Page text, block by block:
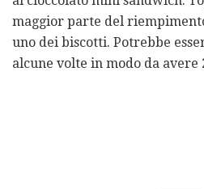
maggior parte del
uno dei biscotti. Potrebbe
alcune volte in modo da avere